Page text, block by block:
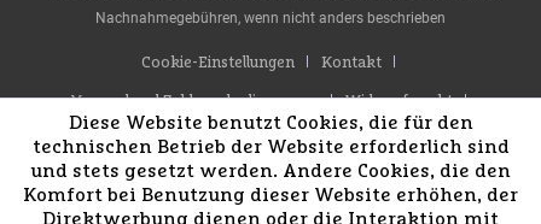
Nachnahmegebühren, wenn nicht anders beschrieben
Cookie-Einstellungen Kontakt
Versand und Zahlungsbedingungen Widerrufsrecht
Datenschutz AGB Impressum
Diese Website benutzt Cookies, die für den
technischen Betrieb der Website erforderlich sind
und stets gesetzt werden. Andere Cookies, die den
Komfort bei Benutzung dieser Website erhöhen, der
Direktwerbung dienen oder die Interaktion mit